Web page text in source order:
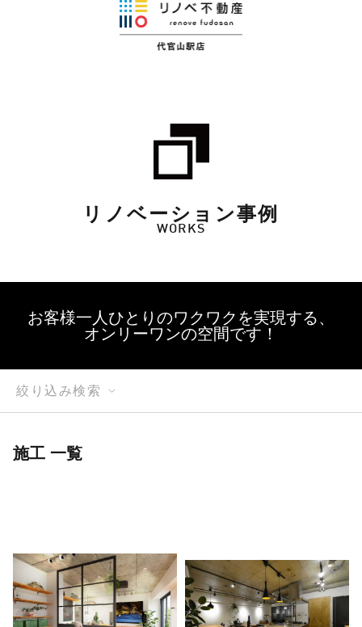
リノベーション事例
WORKS
お客様一人ひとりのワクワクを実現する、
オンリーワンの空間です！
絞り込み検索
施工 一覧